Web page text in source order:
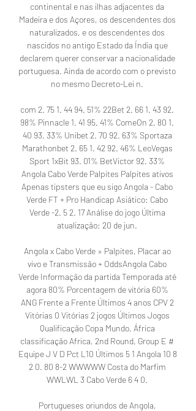
continental e nas ilhas adjacentes da
Madeira e dos Açores, os descendentes dos
naturalizados, e os descendentes dos
nascidos no antigo Estado da Índia que
declarem querer conservar a nacionalidade
portuguesa. Ainda de acordo com o previsto
no mesmo Decreto-Lei n.
com 2. 75 1. 44 94. 51% 22Bet 2. 66 1. 43 92.
98% Pinnacle 1. 41 95. 41% ComeOn 2. 80 1.
40 93. 33% Unibet 2. 70 92. 63% Sportaza
Marathonbet 2. 65 1. 42 92. 46% LeoVegas
Sport 1xBit 93. 01% BetVictor 92. 33%
Angola Cabo Verde Palpites Palpites ativos
Apenas tipsters que eu sigo Angola - Cabo
Verde FT + Pro Handicap Asiático: Cabo
Verde -2. 5 2. 17 Análise do jogo Última
atualização: 20 de jun.
Angola x Cabo Verde » Palpites, Placar ao
vivo e Transmissão + OddsAngola Cabo
Verde Informação da partida Temporada até
agora 80% Porcentagem de vitória 60%
ANG Frente a Frente Últimos 4 anos CPV 2
Vitórias 0 Vitórias 2 jogos Últimos Jogos
Qualificação Copa Mundo, África
classificação Africa, 2nd Round, Group E #
Equipe J V D Pct L10 Últimos 5 1 Angola 10 8
2 0. 80 8-2 WWWWW Costa do Marfim
WWLWL 3 Cabo Verde 6 4 0.
Portugueses oriundos de Angola,